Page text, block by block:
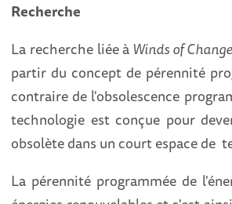
Recherche
La recherche liée à Winds of Change
partir du concept de pérennité
contraire de l'obsolescence
technologie est conçue pour
obsolète dans un court espace de
La pérennité programmée de